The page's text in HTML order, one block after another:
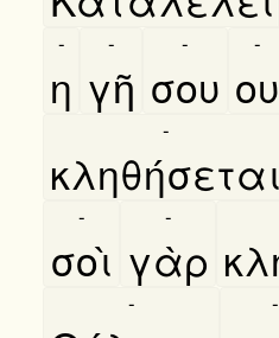
η
-
γῆ
-
σου
-
ου
-
κληθήσεται
-
σοὶ
-
γὰρ
-
- -